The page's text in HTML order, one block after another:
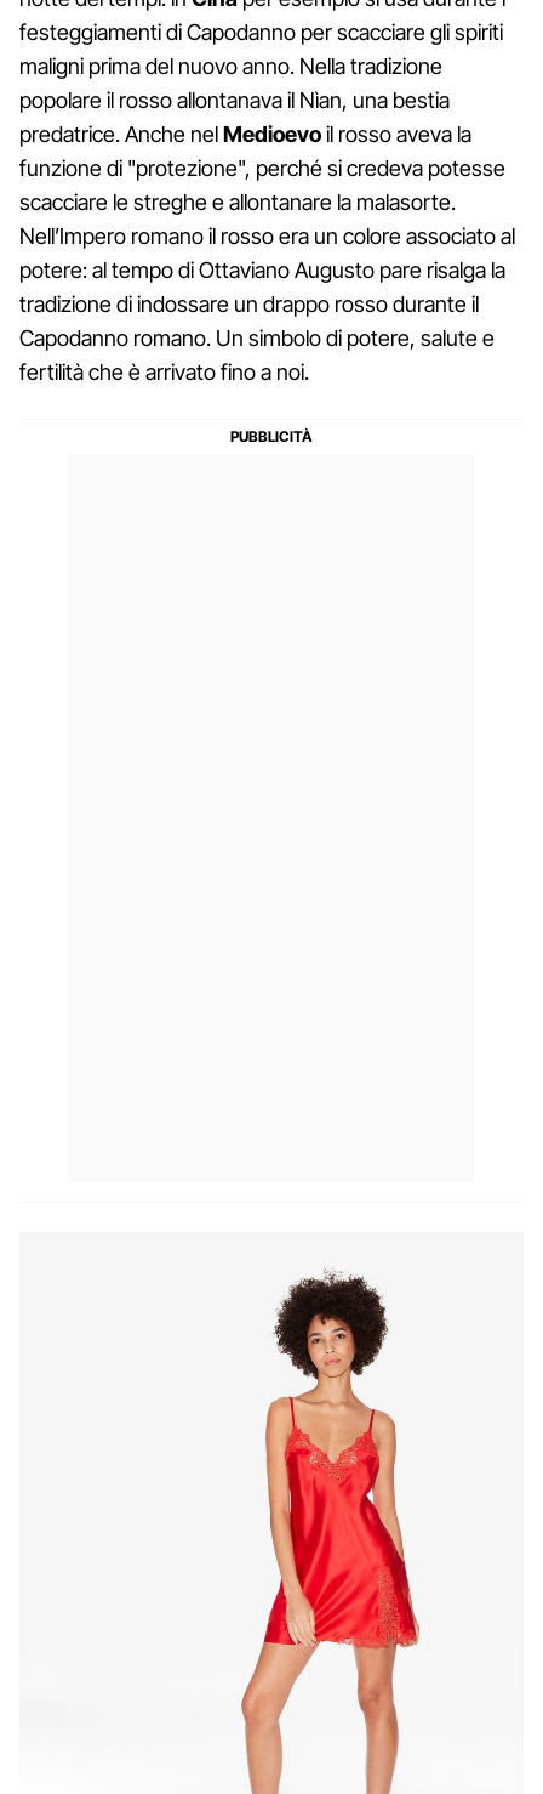
festeggiamenti di Capodanno per scacciare gli spiriti
maligni prima del nuovo anno. Nella tradizione
popolare il rosso allontanava il Nìan, una bestia
predatrice. Anche nelMedioevoil rosso aveva la
funzione di "protezione", perché si credeva potesse
scacciare le streghe e allontanare la malasorte.
Nell’Impero romano il rosso era un colore associato al
potere: al tempo di Ottaviano Augusto pare risalga la
tradizione di indossare un drappo rosso durante il
Capodanno romano. Un simbolo di potere, salute e
fertilità che è arrivato fino a noi.